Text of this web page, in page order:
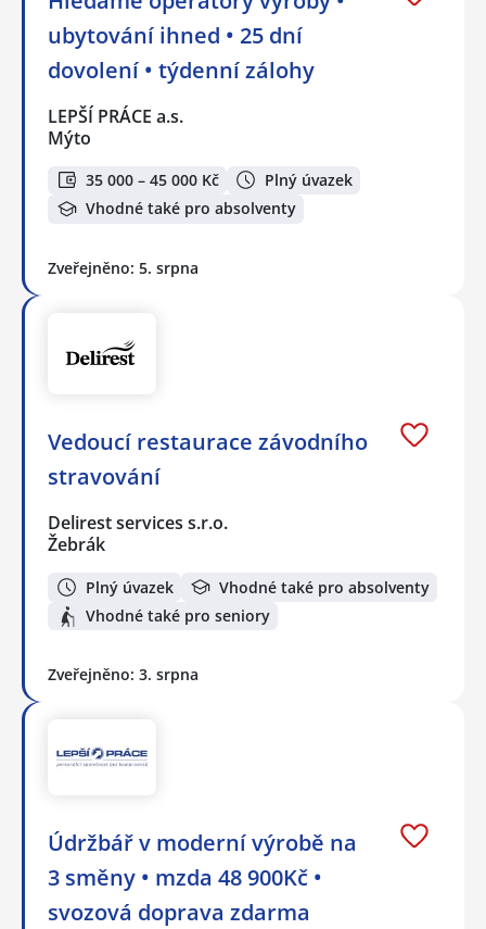
ubytování ihned • 25 dní
dovolení • týdenní zálohy
LEPŠÍ PRÁCE a.s.
Mýto
35 000 – 45 000 Kč
Plný úvazek
Vhodné také pro absolventy
Zveřejněno: 5. srpna
Vedoucí restaurace závodního
stravování
Delirest services s.r.o.
Žebrák
Plný úvazek
Vhodné také pro absolventy
Vhodné také pro seniory
Zveřejněno: 3. srpna
Údržbář v moderní výrobě na
3 směny • mzda 48 900Kč •
svozová doprava zdarma